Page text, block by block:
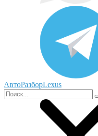
АвтоРазборLexus